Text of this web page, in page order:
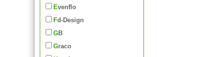
Evenflo
Fd-Design
GB
Graco